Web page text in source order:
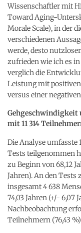
Wissenschaftler mit
Toward Aging-
Morale Scale), in der
verschiedenen
werde, desto
zufrieden wie ich es
verglich die
Leistung mit
versus einer
Gehgeschwindigkeit
mit 11 314
Die Analyse umfasste
Tests teilgenommen
zu Beginn von 68,12
Jahren). An den
insgesamt 4 638
74,03 Jahren (+/- 6,07
Nachbeobachtung
Teilnehmern (76,43